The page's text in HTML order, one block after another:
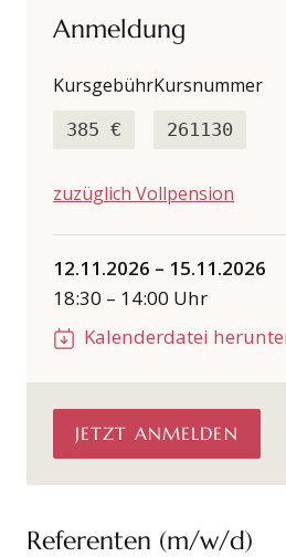
Anmeldung
Kursgebühr
385 €
Kursnummer
261130
zuzüglich Vollpension
12.11.2026 – 15.11.2026
18:30 – 14:00 Uhr
Kalenderdatei
JETZT ANMELDEN
Referenten (m/w/d)